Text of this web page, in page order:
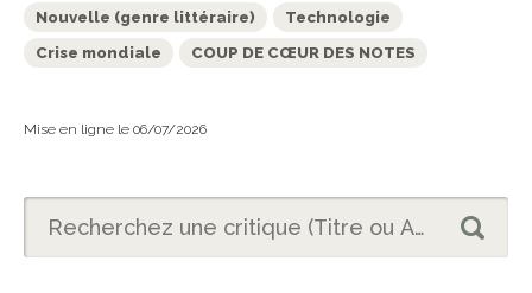
Nouvelle (genre littéraire)
Technologie
Crise mondiale
COUP DE CŒUR DES NOTES
Mise en ligne le 06/07/2026